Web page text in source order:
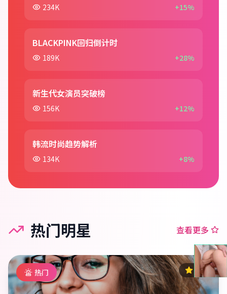
234K +15%
BLACKPINK回归倒计时
189K +28%
新生代女演员突破榜
156K +12%
韩流时尚趋势解析
134K +8%
热门明星 查看更多
热门 9.5